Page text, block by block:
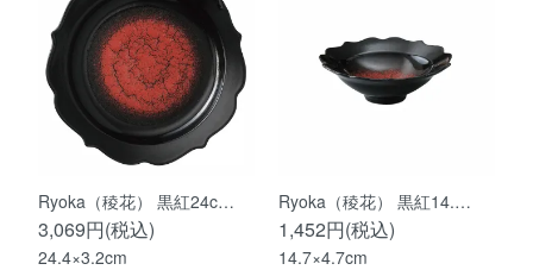
Ryoka（稜花） 黒紅24c…
3,069円(税込)
24.4×3.2cm
Ryoka（稜花） 黒紅14.…
1,452円(税込)
14.7×4.7cm